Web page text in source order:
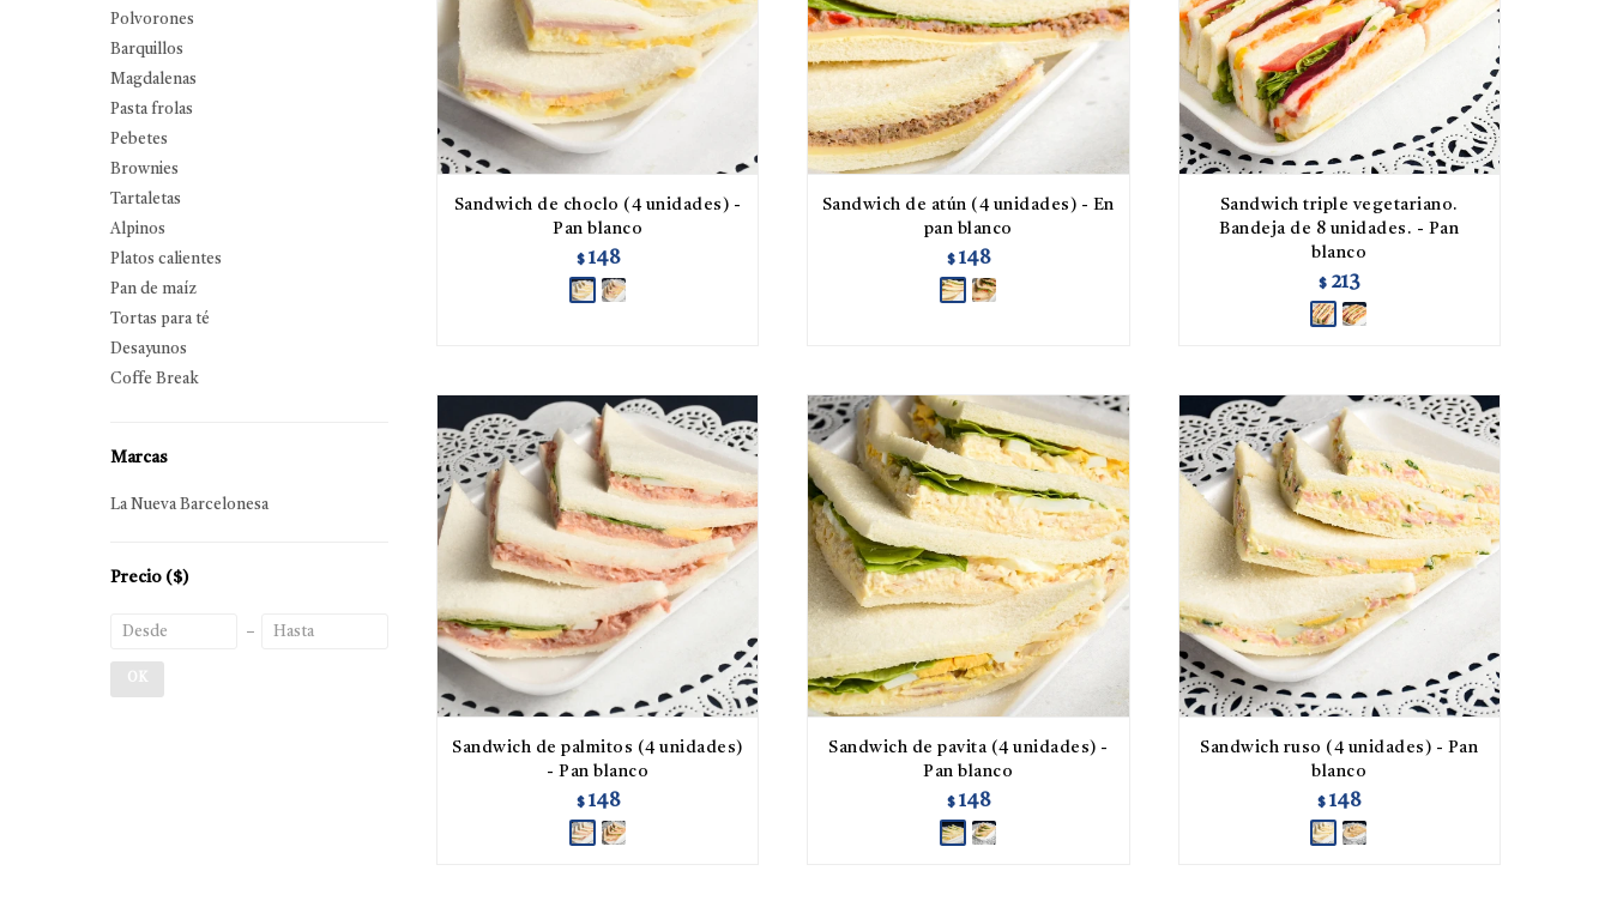
Sandwich de choclo (4 unidades) -
Pan blanco
$ 148
Sandwich de atún (4 unidades) - En
pan blanco
$ 148
Sandwich triple vegetariano.
Bandeja de 8 unidades. - Pan
blanco
$ 213
Sandwich de palmitos (4 unidades)
- Pan blanco
$ 148
Sandwich de pavita (4 unidades) -
Pan blanco
$ 148
Sandwich ruso (4 unidades) - Pan
blanco
$ 148
Polvorones
Barquillos
Magdalenas
Pasta frolas
Pebetes
Brownies
Tartaletas
Alpinos
Platos calientes
Pan de maíz
Tortas para té
Desayunos
Coffe Break
Marcas
La Nueva Barcelonesa
Precio ($)
OK